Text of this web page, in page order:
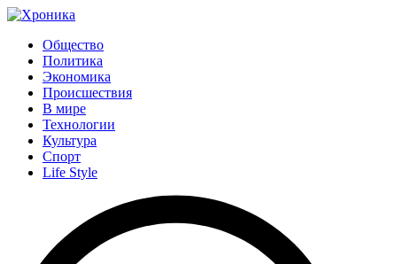
Общество
Политика
Экономика
Происшествия
В мире
Технологии
Культура
Спорт
Life Style